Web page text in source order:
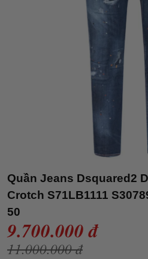
Quần Jeans Dsquared2
Crotch S71LB1111
50
9.700.000 đ
11.000.000 đ